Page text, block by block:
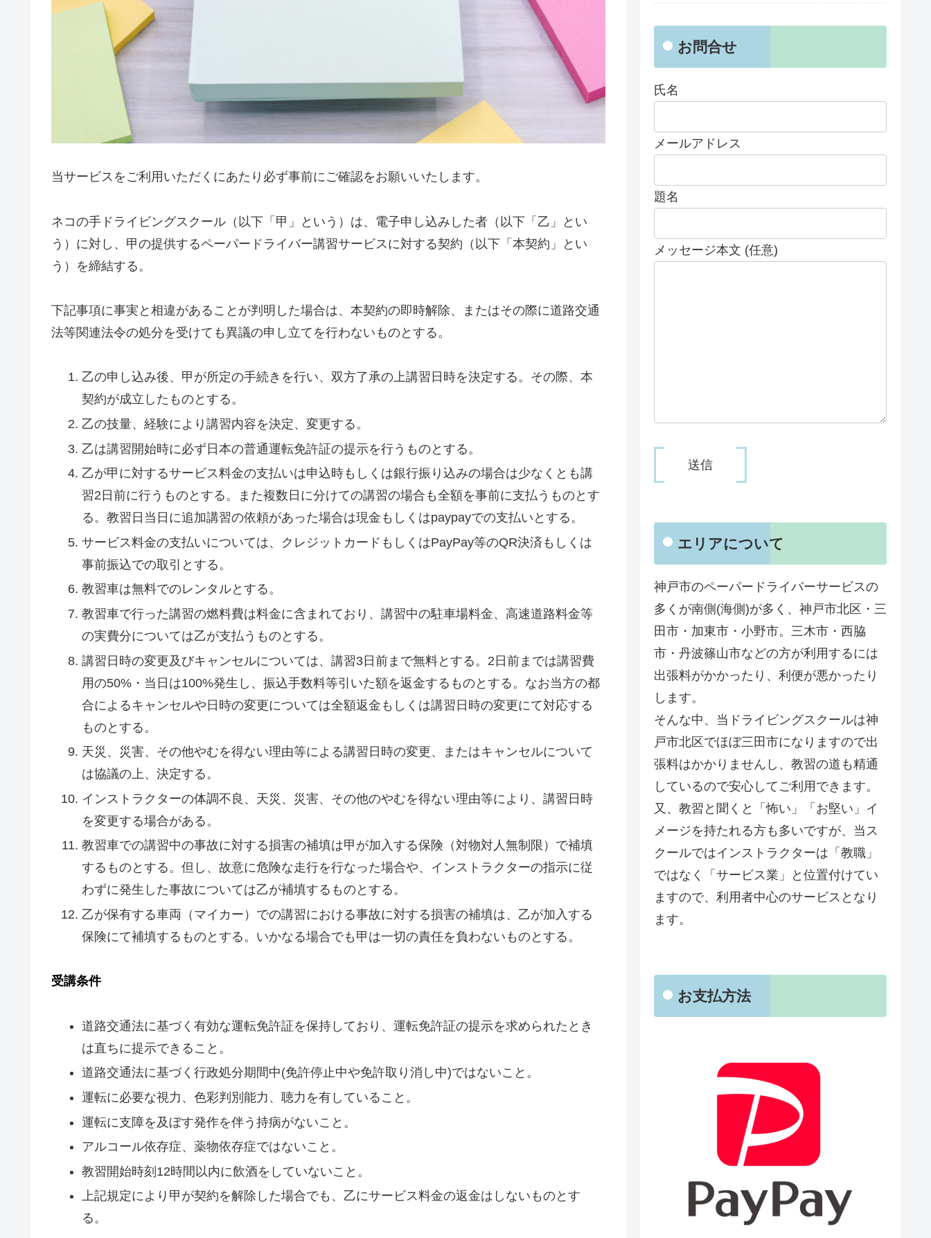
​​当サービスをご利用いただくにあたり必ず事前にご確認をお願いいたします。
ネコの手ドライビングスクール（以下「甲」という）は、電子申し込みした者（以下「乙」とい
う）に対し、甲の提供するペーパードライバー講習サービスに対する契約（以下「本契約」とい
う）を締結する。​
下記事項に事実と相違があることが判明した場合は、本契約の即時解除、またはその際に道路交通
法等関連法令の処分を受けても異議の申し立てを行わないものとする。
​乙の申し込み後、甲が所定の手続きを行い、双方了承の上講習日時を決定する。その際、本
契約が成立したものとする。
乙の技量、経験により講習内容を決定、変更する。
乙は講習開始時に必ず日本の普通運転免許証の提示を行うものとする。
乙が甲に対するサービス料金の支払いは申込時もしくは銀行振り込みの場合は少なくとも講
習2日前に行うものとする。また複数日に分けての講習の場合も全額を事前に支払うものとす
る。教習日当日に追加講習の依頼があった場合は現金もしくはpaypayでの支払いとする。
サービス料金の支払いについては、クレジットカードもしくはPayPay等のQR決済もしくは
事前振込での取引とする。
教習車は無料でのレンタルとする。
教習車で行った講習の燃料費は料金に含まれており、講習中の駐車場料金、高速道路料金等
の実費分については乙が支払うものとする。
講習日時の変更及びキャンセルについては、講習3日前まで無料とする。2日前までは講習費
用の50%・当日は100%発生し、振込手数料等引いた額を返金するものとする。なお当方の都
合によるキャンセルや日時の変更については全額返金もしくは講習日時の変更にて対応する
ものとする。
天災、災害、その他やむを得ない理由等による講習日時の変更、またはキャンセルについて
は協議の上、決定する。
インストラクターの体調不良、天災、災害、その他のやむを得ない理由等により、講習日時
を変更する場合がある。
教習車での講習中の事故に対する損害の補填は甲が加入する保険（対物対人無制限）で補填
するものとする。但し、故意に危険な走行を行なった場合や、インストラクターの指示に従
わずに発生した事故については乙が補填するものとする。
乙が保有する車両（マイカー）での講習における事故に対する損害の補填は、乙が加入する
保険にて補填するものとする。いかなる場合でも甲は一切の責任を負わないものとする。
受講条件
​​道路交通法に基づく有効な運転免許証を保持しており、運転免許証の提示を求められたとき
は直ちに提示できること。
道路交通法に基づく行政処分期間中(免許停止中や免許取り消し中)ではないこと。
運転に必要な視力、色彩判別能力、聴力を有していること。
運転に支障を及ぼす発作を伴う持病がないこと。
アルコール依存症、薬物依存症ではないこと。
教習開始時刻12時間以内に飲酒をしていないこと。
​上記規定により甲が契約を解除した場合でも、乙にサービス料金の返金はしないものとす
る。
お問合せ
氏名
メールアドレス
題名
メッセージ本文 (任意)
エリアについて
神戸市のペーパードライバーサービスの
多くが南側(海側)が多く、神戸市北区・三
田市・加東市・小野市。三木市・西脇
市・丹波篠山市などの方が利用するには
出張料がかかったり、利便が悪かったり
します。
そんな中、当ドライビングスクールは神
戸市北区でほぼ三田市になりますので出
張料はかかりませんし、教習の道も精通
しているので安心してご利用できます。
又、教習と聞くと「怖い」「お堅い」イ
メージを持たれる方も多いですが、当ス
クールではインストラクターは「教職」
ではなく「サービス業」と位置付けてい
ますので、利用者中心のサービスとなり
ます。
お支払方法